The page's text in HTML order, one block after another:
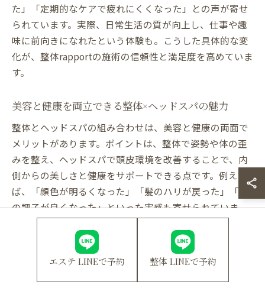
た」「定期的なケアで疲れにくくなった」との声が寄せ
られています。実際、日常生活の質が向上し、仕事や趣
味に前向きになれたという体験も。こうした具体的な変
化が、整体rapportの施術の信頼性と満足度を高めていま
す。
美容と健康を両立できる整体×ヘッドスパの魅力
整体とヘッドスパの組み合わせは、美容と健康の両面で
メリットがあります。ポイントは、整体で姿勢や体の歪
みを整え、ヘッドスパで頭皮環境を改善することで、内
側からの美しさと健康をサポートできる点です。例え
ば、「顔色が明るくなった」「髪のハリが戻った」「肌
の調子が良くなった」といった実感も寄せられていま
日々のストレスや疲労を感じている方にこそおすすめで
エステ LINEで予約 整体 LINEで予約